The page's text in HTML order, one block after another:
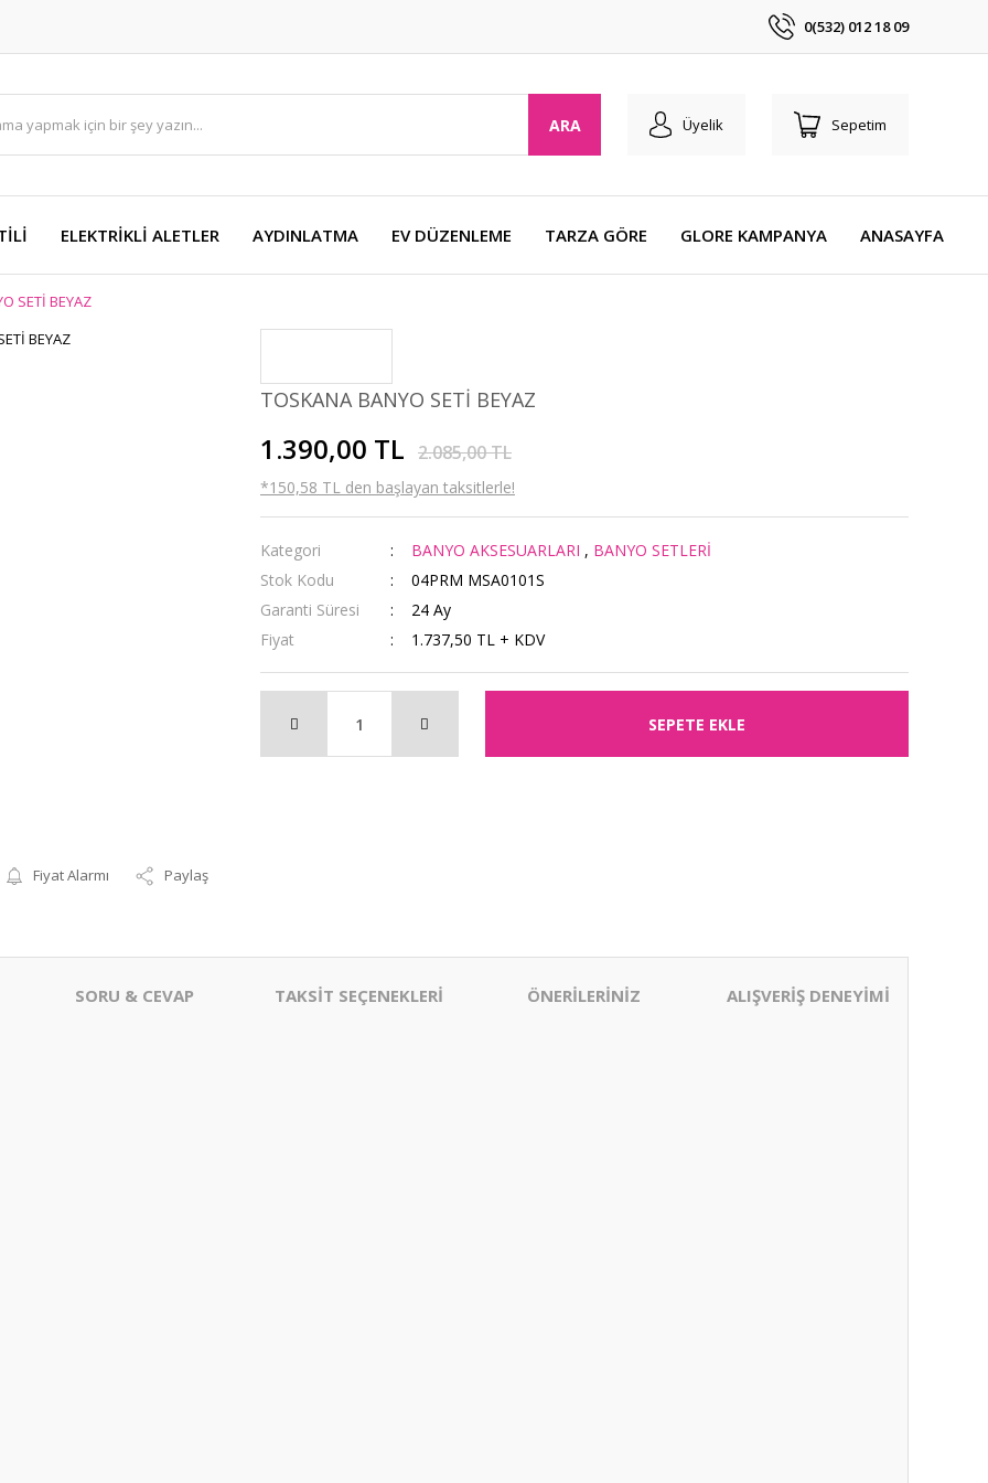
0(532) 012 18 09
ARA Üyelik Sepetim
ELEKTRİKLİ ALETLER AYDINLATMA EV DÜZENLEME TARZA GÖRE GLORE KAMPANYA ANASAYFA
SETİ BEYAZ
Fiyat Alarmı Paylaş
TOSKANA BANYO SETİ BEYAZ
1.390,00 TL 2.085,00 TL
*150,58 TL den başlayan taksitlerle!
Kategori BANYO AKSESUARLARI , BANYO SETLERİ
Stok Kodu
04PRM MSA0101S
Garanti Süresi
24 Ay
Fiyat
1.737,50 TL + KDV
SEPETE EKLE
SORU & CEVAP TAKSİT SEÇENEKLERİ ÖNERİLERİNİZ ALIŞVERİŞ DENEYİMİ